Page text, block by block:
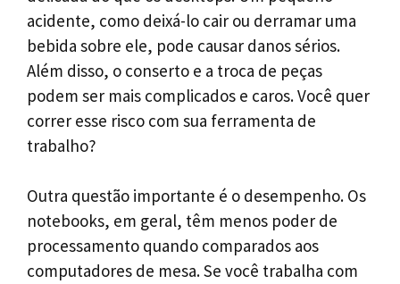
acidente, como deixá-lo cair ou derramar uma
bebida sobre ele, pode causar danos sérios.
Além disso, o conserto e a troca de peças
podem ser mais complicados e caros. Você quer
correr esse risco com sua ferramenta de
trabalho?
Outra questão importante é o desempenho. Os
notebooks, em geral, têm menos poder de
processamento quando comparados aos
computadores de mesa. Se você trabalha com